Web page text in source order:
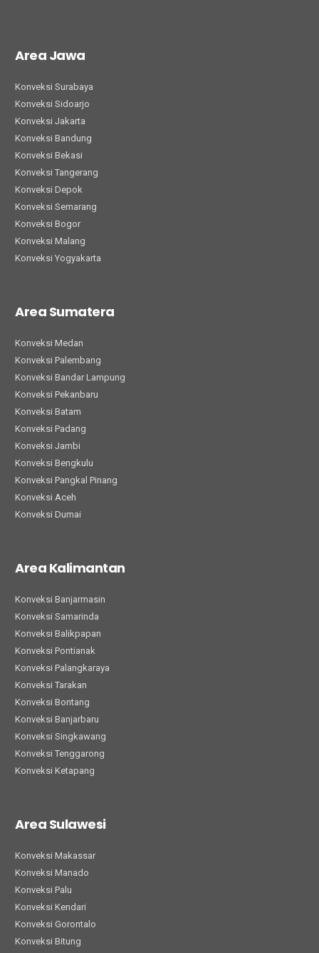
Area Jawa
Konveksi Surabaya
Konveksi Sidoarjo
Konveksi Jakarta
Konveksi Bandung
Konveksi Bekasi
Konveksi Tangerang
Konveksi Depok
Konveksi Semarang
Konveksi Bogor
Konveksi Malang
Konveksi Yogyakarta
Area Sumatera
Konveksi Medan
Konveksi Palembang
Konveksi Bandar Lampung
Konveksi Pekanbaru
Konveksi Batam
Konveksi Padang
Konveksi Jambi
Konveksi Bengkulu
Konveksi Pangkal Pinang
Konveksi Aceh
Konveksi Dumai
Area Kalimantan
Konveksi Banjarmasin
Konveksi Samarinda
Konveksi Balikpapan
Konveksi Pontianak
Konveksi Palangkaraya
Konveksi Tarakan
Konveksi Bontang
Konveksi Banjarbaru
Konveksi Singkawang
Konveksi Tenggarong
Konveksi Ketapang
Area Sulawesi
Konveksi Makassar
Konveksi Manado
Konveksi Palu
Konveksi Kendari
Konveksi Gorontalo
Konveksi Bitung